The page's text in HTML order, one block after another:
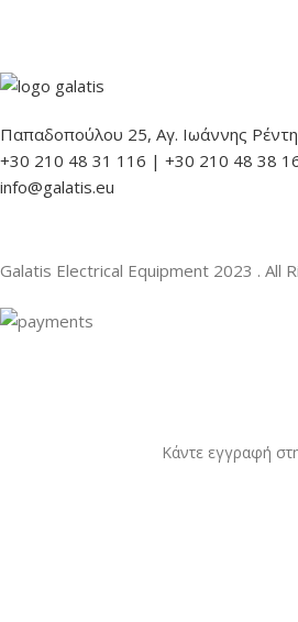
Παπαδοπούλου 25, Αγ. Ιωάννης
+30 210 48 31 116 | +30 210 48 38
info@galatis.eu
Galatis Electrical Equipment 2023 . All
Κάντε εγγραφή